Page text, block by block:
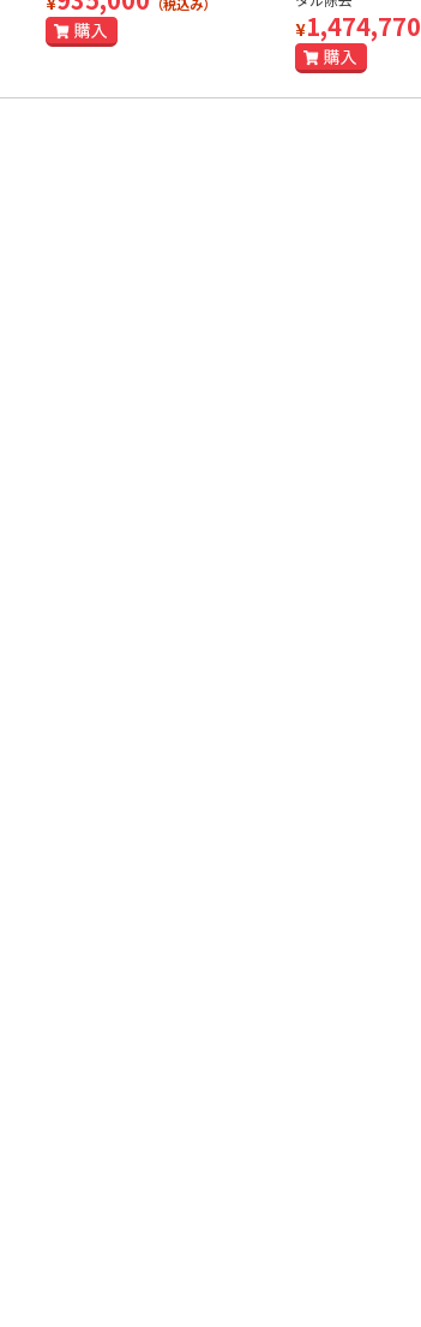
¥1,474,770